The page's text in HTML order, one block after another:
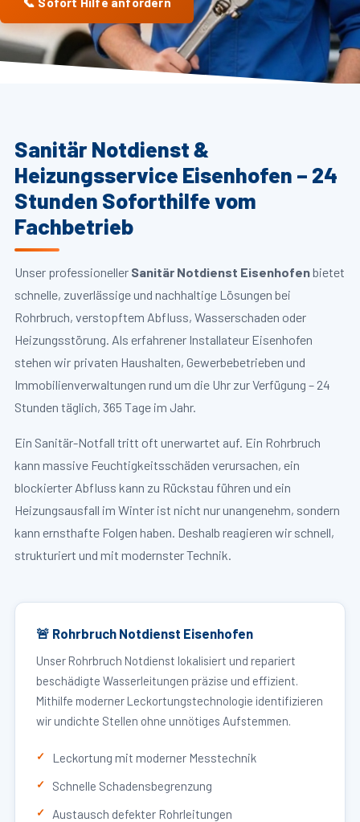
Sanitär Notdienst &
Heizungsservice Eisenhofen – 24
Stunden Soforthilfe vom
Fachbetrieb
Unser professioneller Sanitär Notdienst Eisenhofenbietet
schnelle, zuverlässige und nachhaltige Lösungen bei
Rohrbruch, verstopftem Abfluss, Wasserschaden oder
Heizungsstörung. Als erfahrener Installateur Eisenhofen
stehen wir privaten Haushalten, Gewerbebetrieben und
Immobilienverwaltungen rund um die Uhr zur Verfügung – 24
Stunden täglich, 365 Tage im Jahr.
Ein Sanitär-Notfall tritt oft unerwartet auf. Ein Rohrbruch
kann massive Feuchtigkeitsschäden verursachen, ein
blockierter Abfluss kann zu Rückstau führen und ein
Heizungsausfall im Winter ist nicht nur unangenehm, sondern
kann ernsthafte Folgen haben. Deshalb reagieren wir schnell,
strukturiert und mit modernster Technik.
🚨 Rohrbruch Notdienst Eisenhofen
Unser Rohrbruch Notdienst lokalisiert und repariert
beschädigte Wasserleitungen präzise und effizient.
Mithilfe moderner Leckortungstechnologie identifizieren
wir undichte Stellen ohne unnötiges Aufstemmen.
Leckortung mit moderner Messtechnik
Schnelle Schadensbegrenzung
Austausch defekter Rohrleitungen